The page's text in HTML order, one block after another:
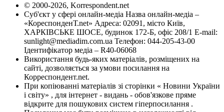
© 2000-2026, Korrespondent.net
Суб'єкт у сфері онлайн-медіа Назва онлайн-медіа –
«КореспонденТ.net» Адреса: 02091, місто Київ,
ХАРКІВСЬКЕ ШОСЕ, будинок 172-Б, офіс 208/1 E-mail:
sunlight@mediadim.com.ua Телефон: 044-205-43-00
Ідентифікатор медіа – R40-06068
Використання будь-яких матеріалів, розміщених на
сайті, дозволяється за умови посилання на
Корреспондент.net.
При копіюванні матеріалів зі сторінки « Новини України
і світу» , для інтернет - видань - обов'язкове пряме
відкрите для пошукових систем гіперпосилання .